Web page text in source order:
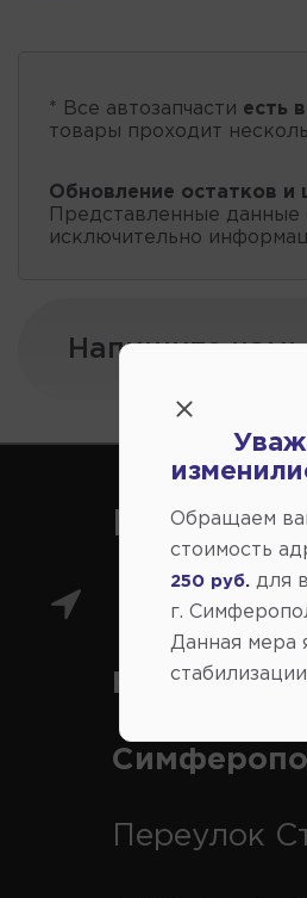
* Все автозапчасти есть
товары проходит
Обновление остатков и
Представленные данные
исключительно
Напишите нам:
Как нас
Главный
Переулок
Обращаем
стоимость
250 руб. для
г.
Данная мера